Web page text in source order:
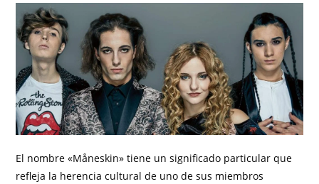
El nombre «Måneskin» tiene un significado particular que
refleja la herencia cultural de uno de sus miembros